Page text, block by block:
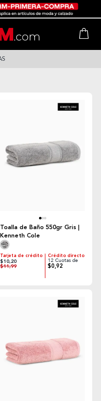
Toalla de Baño 550gr Gris |
Kenneth Cole
Tarjeta de crédito
$10,20
$11,99
Crédito directo
12 Cuotas de
$0,92